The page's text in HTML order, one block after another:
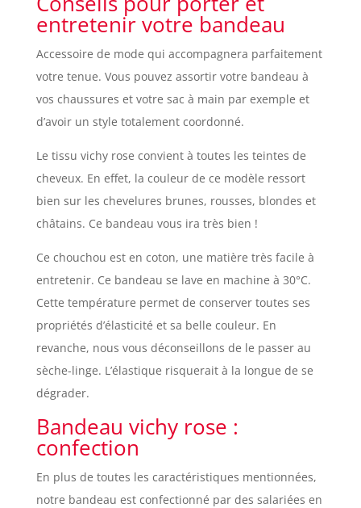
entretenir votre bandeau
Accessoire de mode qui accompagnera parfaitement
votre tenue. Vous pouvez assortir votre bandeau à
vos chaussures et votre sac à main par exemple et
d’avoir un style totalement coordonné.
Le tissu vichy rose convient à toutes les teintes de
cheveux. En effet, la couleur de ce modèle ressort
bien sur les chevelures brunes, rousses, blondes et
châtains. Ce bandeau vous ira très bien !
Ce chouchou est en coton, une matière très facile à
entretenir. Ce bandeau se lave en machine à 30°C.
Cette température permet de conserver toutes ses
propriétés d’élasticité et sa belle couleur. En
revanche, nous vous déconseillons de le passer au
sèche-linge. L’élastique risquerait à la longue de se
dégrader.
Bandeau vichy rose :
confection
En plus de toutes les caractéristiques mentionnées,
notre bandeau est confectionné par des salariées en